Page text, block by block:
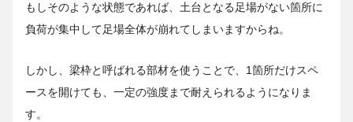
もしそのような状態であれば、土台となる足場がない箇所に
負荷が集中して足場全体が崩れてしまいますからね。
しかし、梁枠と呼ばれる部材を使うことで、1箇所だけスペ
ースを開けても、一定の強度まで耐えられるようになりま
す。